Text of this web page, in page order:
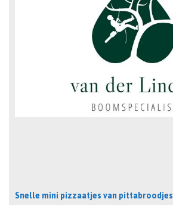
Snelle mini pizzaatjes van pittabroodjes